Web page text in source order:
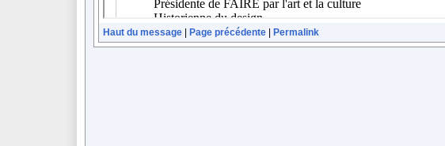
Haut du message Page précédente Permalink